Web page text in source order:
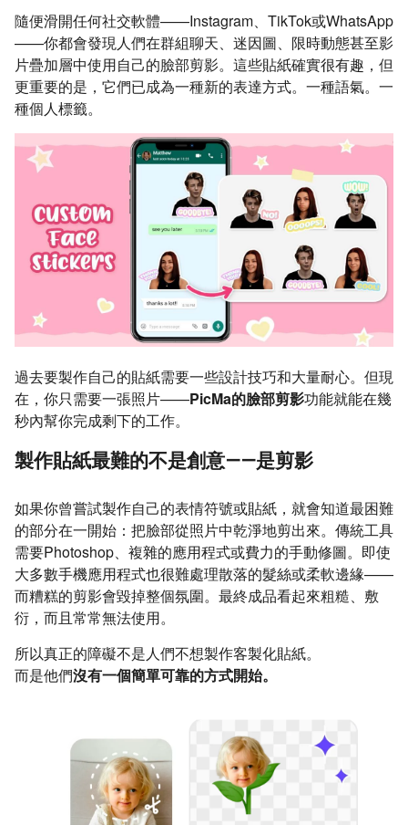
隨便滑開任何社交軟體——Instagram、TikTok或WhatsApp
——你都會發現人們在群組聊天、迷因圖、限時動態甚至影
片疊加層中使用自己的臉部剪影。這些貼紙確實很有趣，但
更重要的是，它們已成為一種新的表達方式。一種語氣。一
種個人標籤。
過去要製作自己的貼紙需要一些設計技巧和大量耐心。但現
在，你只需要一張照片——PicMa的臉部剪影功能就能在幾
秒內幫你完成剩下的工作。
製作貼紙最難的不是創意——是剪影
如果你曾嘗試製作自己的表情符號或貼紙，就會知道最困難
的部分在一開始：把臉部從照片中乾淨地剪出來。傳統工具
需要Photoshop、複雜的應用程式或費力的手動修圖。即使
大多數手機應用程式也很難處理散落的髮絲或柔軟邊緣——
而糟糕的剪影會毀掉整個氛圍。最終成品看起來粗糙、敷
衍，而且常常無法使用。
所以真正的障礙不是人們不想製作客製化貼紙。
而是他們沒有一個簡單可靠的方式開始。